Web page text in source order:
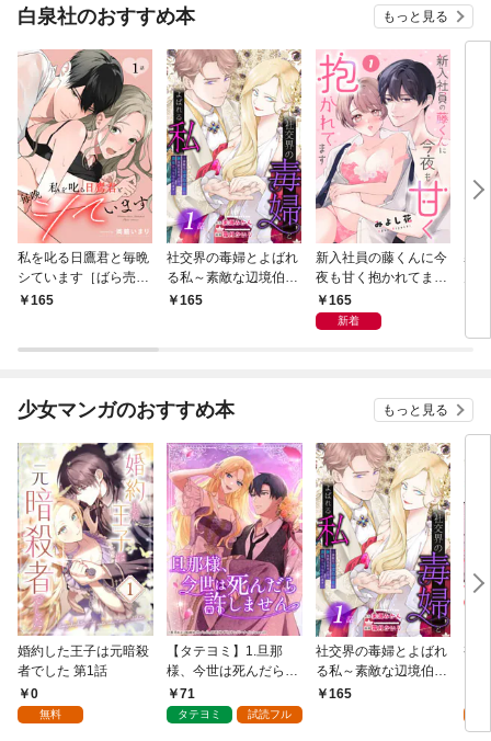
白泉社のおすすめ本 もっと見る
私を叱る日鷹君と毎晩
シています［ばら売
り］ 第1話
165
社交界の毒婦とよばれ
る私～素敵な辺境伯令
息に腕を折られたの
165
新入社員の藤くんに今
夜も甘く抱かれてます
［ばら売り］ 第1話
165
新着
寡
～
少女マンガのおすすめ本 もっと見る
婚約した王子は元暗殺
者でした 第1話
0
無料
【タテヨミ】1.旦那
様、今世は死んだら許
しません
71
タテヨミ 試読フル
社交界の毒婦とよばれ
る私～素敵な辺境伯令
息に腕を折られたの
165
視